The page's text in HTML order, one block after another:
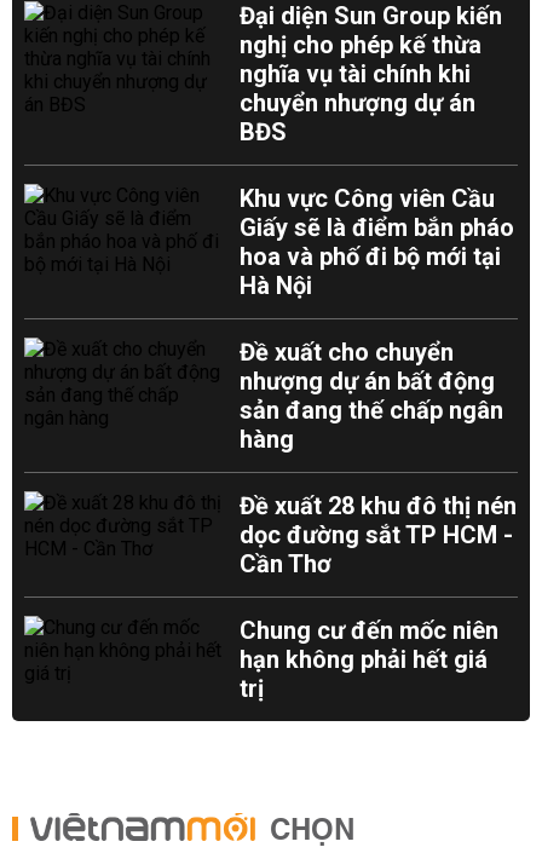
Đại diện Sun Group kiến
nghị cho phép kế thừa
nghĩa vụ tài chính khi
chuyển nhượng dự án
BĐS
Khu vực Công viên Cầu
Giấy sẽ là điểm bắn pháo
hoa và phố đi bộ mới tại
Hà Nội
Đề xuất cho chuyển
nhượng dự án bất động
sản đang thế chấp ngân
hàng
Đề xuất 28 khu đô thị nén
dọc đường sắt TP HCM -
Cần Thơ
Chung cư đến mốc niên
hạn không phải hết giá
trị
CHỌN